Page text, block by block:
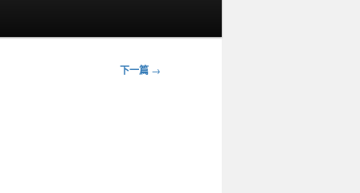
下一篇 →